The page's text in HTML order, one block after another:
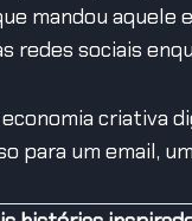
mandou aquele
redes sociais
criativa
para um email,